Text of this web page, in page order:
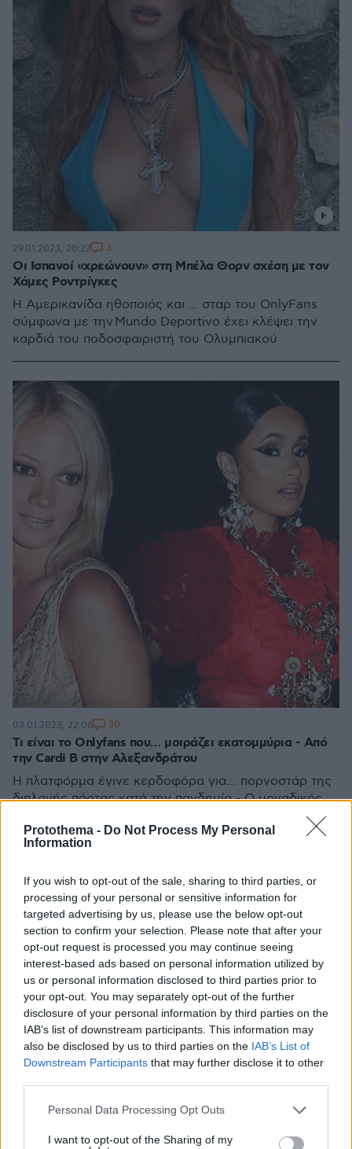
Protothema - Do Not Process My Personal
Information
If you wish to opt-out of the sale, sharing to third parties, or
processing of your personal or sensitive information for
targeted advertising by us, please use the below opt-out
section to confirm your selection. Please note that after your
opt-out request is processed you may continue seeing
interest-based ads based on personal information utilized by
us or personal information disclosed to third parties prior to
your opt-out. You may separately opt-out of the further
disclosure of your personal information by third parties on the
IAB’s list of downstream participants. This information may
also be disclosed by us to third parties on the IAB’s List of
Downstream Participants that may further disclose it to other
Please note that this website/app uses one or more Google
not limited to your visit or usage behaviour. You may click to
Personal Data Processing Opt Outs
I want to opt-out of the Sharing of my
Οι Ισπανοί «χρεώνουν» στη Μπέλα Θορν σχέση με τον
Χάμες Ροντρίγκες
Η Αμερικανίδα ηθοποιός και ... σταρ του OnlyFans
σύμφωνα με την Mundo Deportivo έχει κλέψει την
καρδιά του ποδοσφαιριστή του Ολυμπιακού
29.01.2023, 20:27 3
Τι είναι το Onlyfans που… μοιράζει εκατομμύρια - Από
την Cardi B στην Αλεξανδράτου
Η πλατφόρμα έγινε κερδοφόρα για… πορνοστάρ της
διπλανής πόρτας κατά την πανδημία - Ο μοναδικός
όρος του ιδρυτή στους χρήστες και ποια μεγάλα
ονόματα της showbiz θησαυρίζουν
03.01.2023, 22:06 30